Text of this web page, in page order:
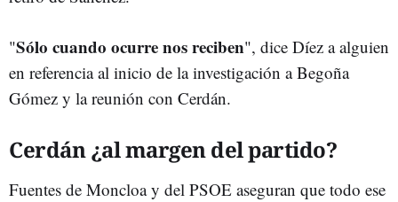
"Sólo cuando ocurre nos reciben", dice Díez a alguien
en referencia al inicio de la investigación a Begoña
Gómez y la reunión con Cerdán.
Cerdán ¿al margen del partido?
Fuentes de Moncloa y del PSOE aseguran que todo ese